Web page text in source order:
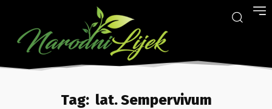
Tag: lat. Sempervivum